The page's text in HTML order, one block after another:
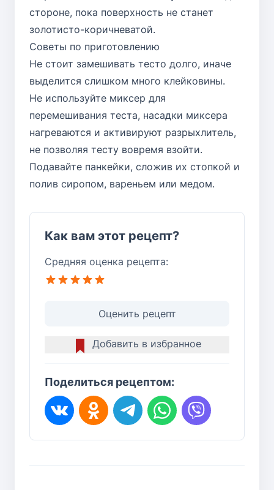
стороне, пока поверхность не станет
золотисто-коричневатой.
Советы по приготовлению
Не стоит замешивать тесто долго, иначе
выделится слишком много клейковины.
Не используйте миксер для
перемешивания теста, насадки миксера
нагреваются и активируют разрыхлитель,
не позволяя тесту вовремя взойти.
Подавайте панкейки, сложив их стопкой и
полив сиропом, вареньем или медом.
Как вам этот рецепт?
Средняя оценка рецепта:
Оценить рецепт
Добавить в избранное
Поделиться рецептом: